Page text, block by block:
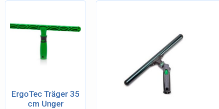
ErgoTec Träger 35
cm Unger